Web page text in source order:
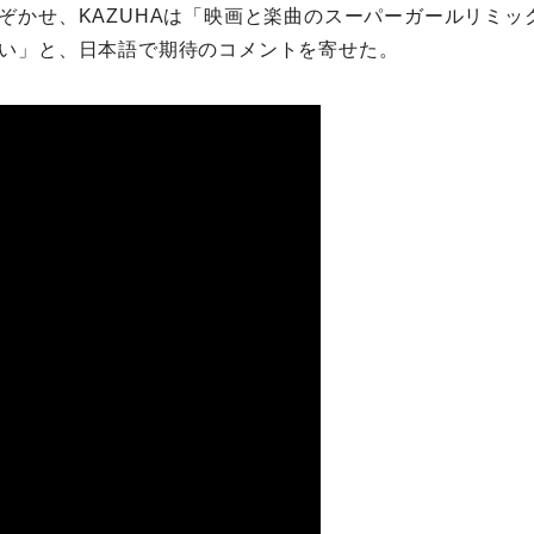
かせ、KAZUHAは「映画と楽曲のスーパーガールリミッ
」と、日本語で期待のコメントを寄せた。